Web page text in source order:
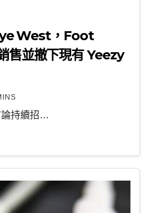
West，Foot
售並撤下現有 Yeezy
論持續招…